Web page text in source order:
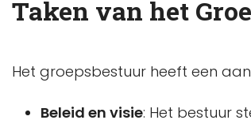
Taken van het
Het groepsbestuur heeft een
Beleid en visie: Het bestuur